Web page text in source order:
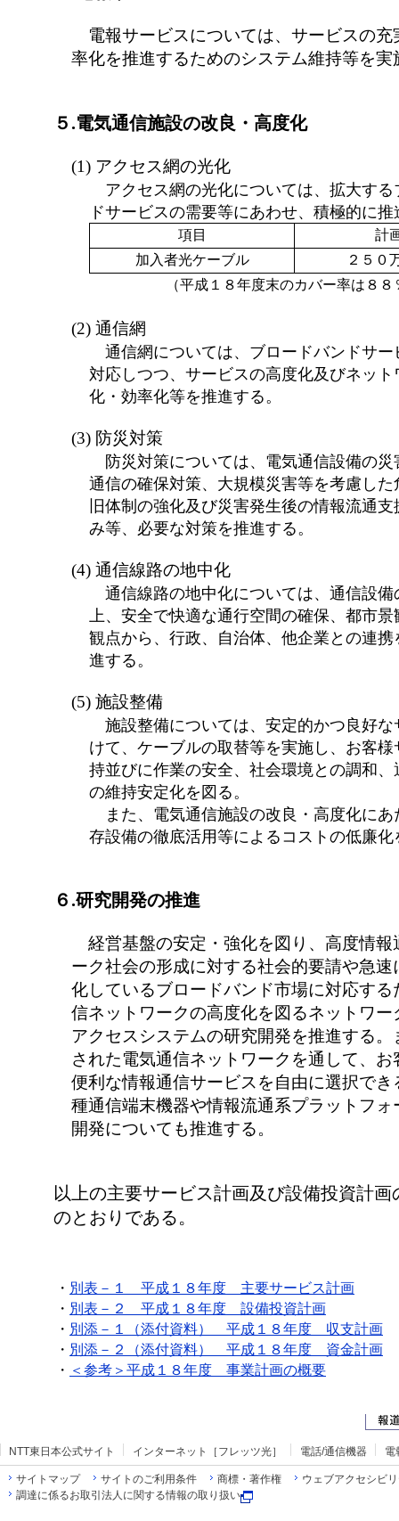
電報サービスについては、サービスの充
率化を推進するためのシステム維持等を実
５.電気通信施設の改良・高度化
(1) アクセス網の光化
アクセス網の光化については、拡大する
ドサービスの需要等にあわせ、積極的に推
項目
計
加入者光ケーブル
２５０
（平成１８年度末のカバー率は８８
(2) 通信網
通信網については、ブロードバンドサー
対応しつつ、サービスの高度化及びネット
化・効率化等を推進する。
(3) 防災対策
防災対策については、電気通信設備の災
通信の確保対策、大規模災害等を考慮した
旧体制の強化及び災害発生後の情報流通
み等、必要な対策を推進する。
(4) 通信線路の地中化
通信線路の地中化については、通信設備
上、安全で快適な通行空間の確保、都市景
観点から、行政、自治体、他企業との連携
進する。
(5) 施設整備
施設整備については、安定的かつ良好な
けて、ケーブルの取替等を実施し、お客様
持並びに作業の安全、社会環境との調和、
の維持安定化を図る。
また、電気通信施設の改良・高度化にあ
存設備の徹底活用等によるコストの低廉化
６.研究開発の推進
経営基盤の安定・強化を図り、高度情報
ーク社会の形成に対する社会的要請や急速
化しているブロードバンド市場に対応する
信ネットワークの高度化を図るネットワー
アクセスシステムの研究開発を推進する。
された電気通信ネットワークを通して、お
便利な情報通信サービスを自由に選択でき
種通信端末機器や情報流通系プラットフォ
開発についても推進する。
以上の主要サービス計画及び設備投資計画
のとおりである。
・ 別表－１ 平成１８年度 主要サービス計画
・ 別表－２ 平成１８年度 設備投資計画
・ 別添－１（添付資料） 平成１８年度 収支計画
・ 別添－２（添付資料） 平成１８年度 資金計画
・ ＜参考＞平成１８年度 事業計画の概要
NTT東日本公式サイト インターネット［フレッツ光］ 電話/通信機器 電
サイトマップ サイトのご利用条件 商標・著作権
ウェブアクセシビ
調達に係るお取引法人に関する情報の取り扱い